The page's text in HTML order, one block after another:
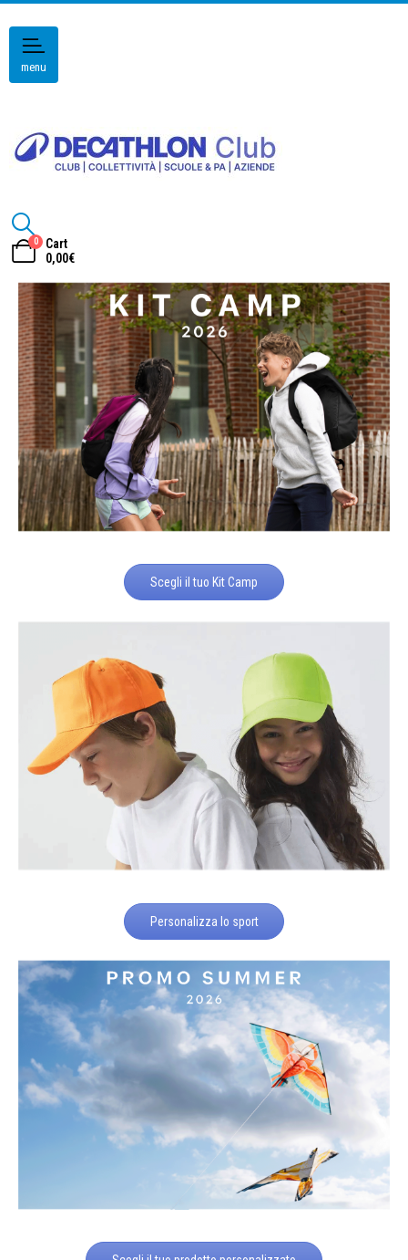
menu
0
Cart
0,00€
Scegli il tuo Kit Camp
Personalizza lo sport